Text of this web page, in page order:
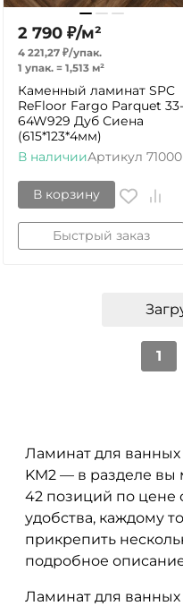
2 790 ₽/м²
4 221,27 ₽/упак.
1 упак. = 1,513 м²
Каменный ламинат SPC
ReFloor Fargo Parquet 33-
64W929 Дуб Сиена
(615*123*4мм)
В наличииАртикул 71000
В корзину
Быстрый заказ
1
Ламинат для ванных
KM2 — в разделе вы
42 позиций по цене
удобства, каждому
прикрепить
подробное
Ламинат для ванных